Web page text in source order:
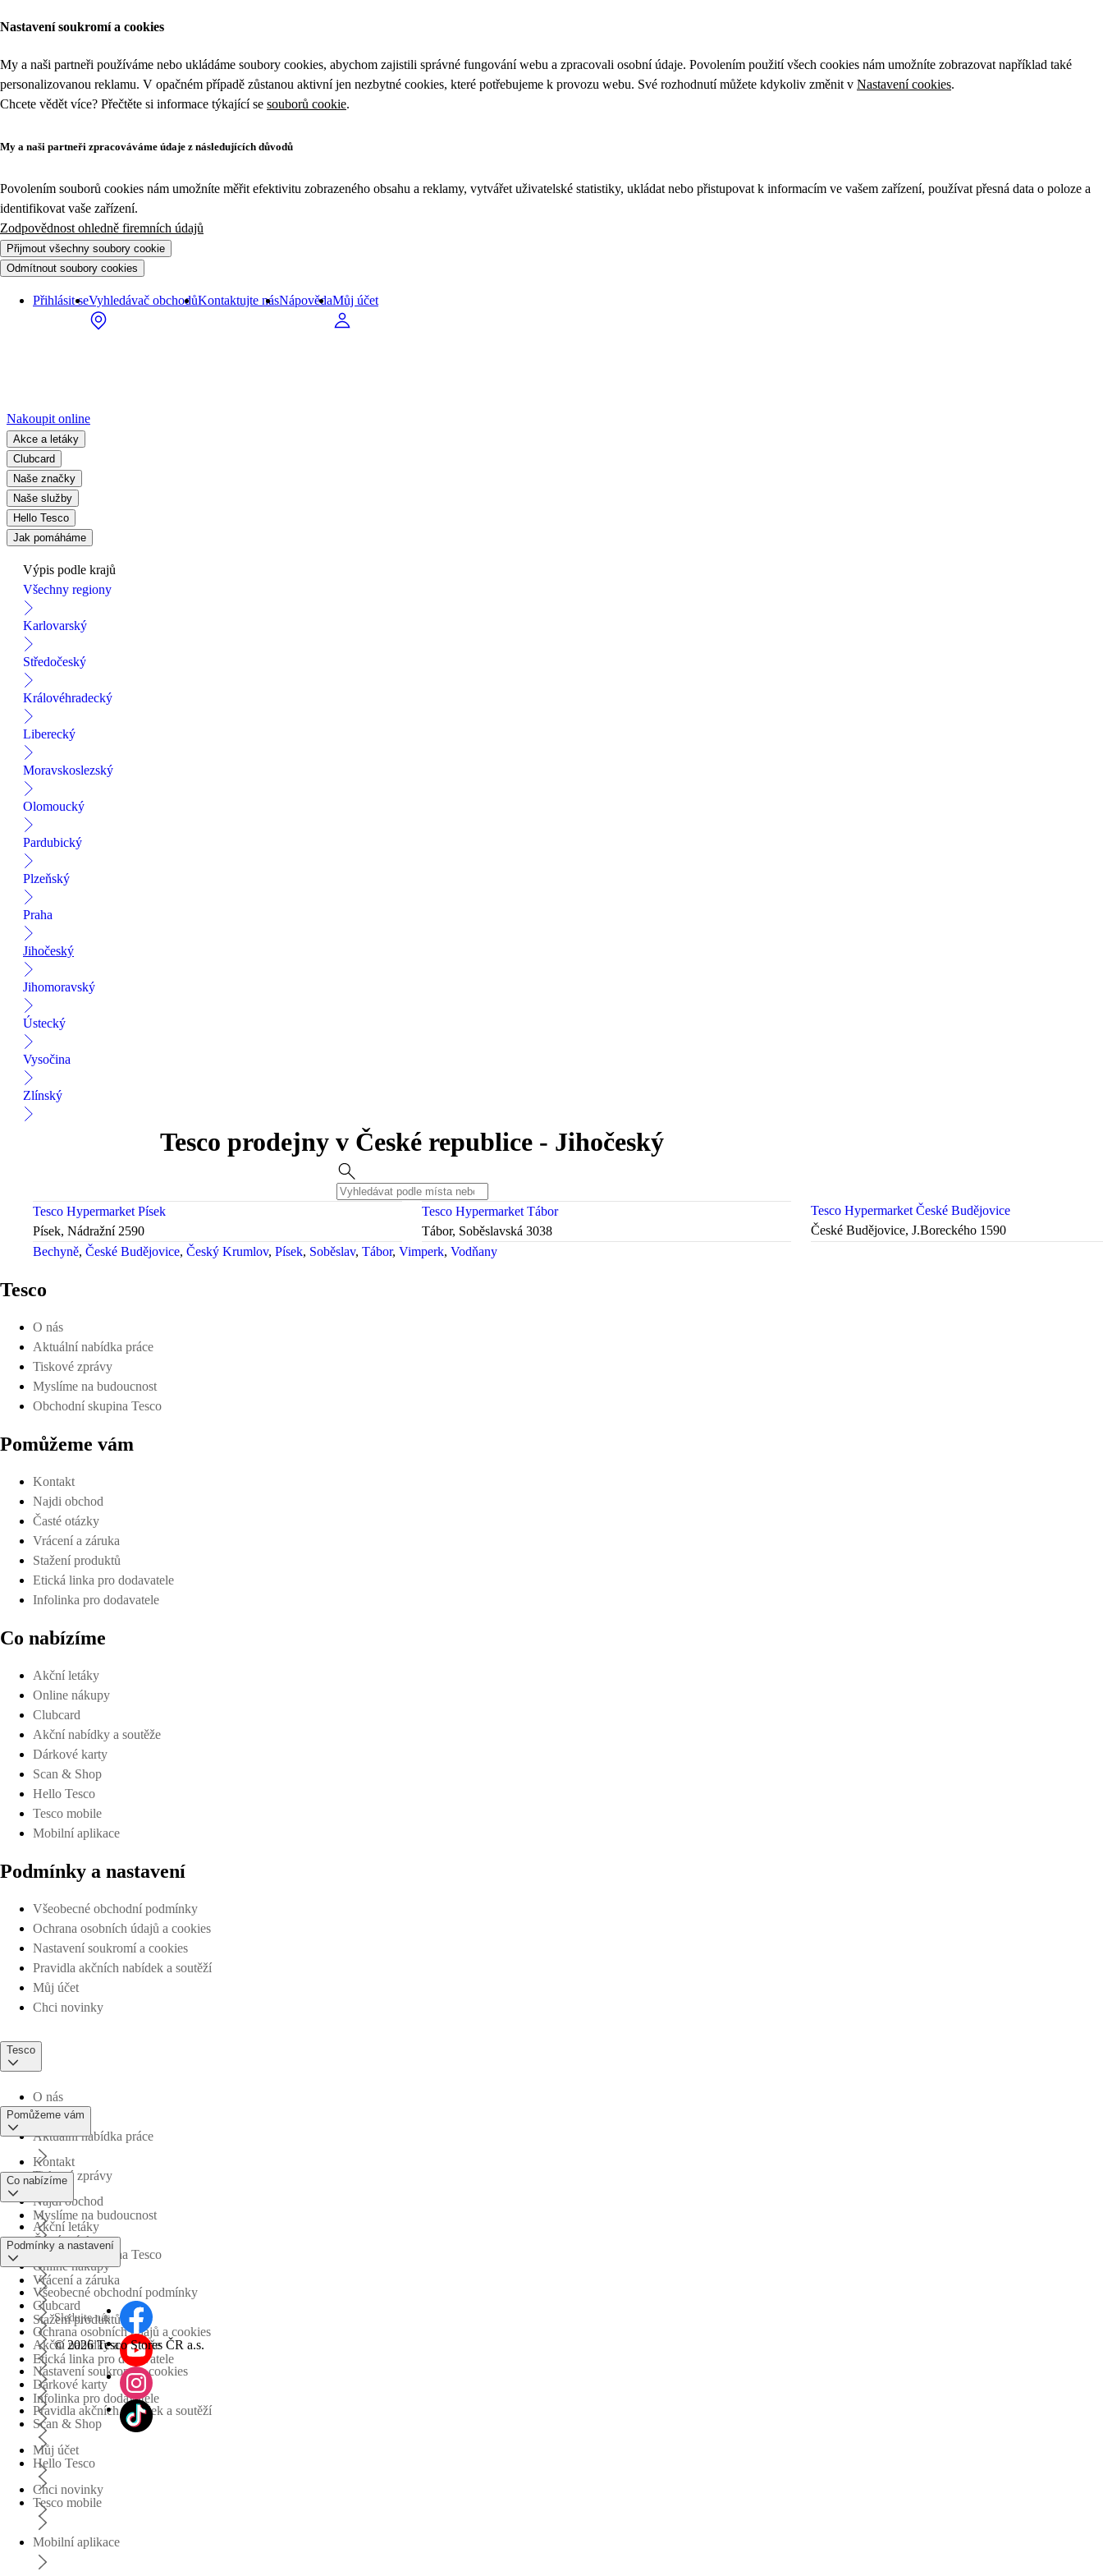
Nastavení soukromí a cookies
My a naši partneři používáme nebo ukládáme soubory cookies, abychom zajistili správné fungování webu a zpracovali osobní údaje. Povolením použití všech cookies nám umožníte zobrazovat například také
personalizovanou reklamu. V opačném případě zůstanou aktivní jen nezbytné cookies, které potřebujeme k provozu webu. Své rozhodnutí můžete kdykoliv změnit v Nastavení cookies.
Chcete vědět více? Přečtěte si informace týkající se souborů cookie.
My a naši partneři zpracováváme údaje z následujících důvodů
Povolením souborů cookies nám umožníte měřit efektivitu zobrazeného obsahu a reklamy, vytvářet uživatelské statistiky, ukládat nebo přistupovat k informacím ve vašem zařízení, používat přesná data o poloze a
identifikovat vaše zařízení.
Zodpovědnost ohledně firemních údajů
Přijmout všechny soubory cookie
Odmítnout soubory cookies
Přihlásit seVyhledávač obchodůKontaktujte násNápovědaMůj účet
Nakoupit online
Akce a letáky
Clubcard
Naše značky
Naše služby
Hello Tesco
Jak pomáháme
Výpis podle krajů
Všechny regiony
Karlovarský
Středočeský
Královéhradecký
Liberecký
Moravskoslezský
Olomoucký
Pardubický
Plzeňský
Praha
Jihočeský
Jihomoravský
Ústecký
Vysočina
Zlínský
Tesco prodejny v České republice - Jihočeský
Tesco Hypermarket Písek
Písek, Nádražní 2590
Tesco Hypermarket Tábor
Tábor, Soběslavská 3038
Tesco Hypermarket České Budějovice
České Budějovice, J.Boreckého 1590
Bechyně České Budějovice Český Krumlov Písek Soběslav Tábor Vimperk Vodňany
Tesco
O nás
Aktuální nabídka práce
Tiskové zprávy
Myslíme na budoucnost
Obchodní skupina Tesco
Pomůžeme vám
Kontakt
Najdi obchod
Časté otázky
Vrácení a záruka
Stažení produktů
Etická linka pro dodavatele
Infolinka pro dodavatele
Co nabízíme
Akční letáky
Online nákupy
Clubcard
Akční nabídky a soutěže
Dárkové karty
Scan & Shop
Hello Tesco
Tesco mobile
Mobilní aplikace
Podmínky a nastavení
Všeobecné obchodní podmínky
Ochrana osobních údajů a cookies
Nastavení soukromí a cookies
Pravidla akčních nabídek a soutěží
Můj účet
Chci novinky
Tesco
O nás
Aktuální nabídka práce
Tiskové zprávy
Myslíme na budoucnost
Obchodní skupina Tesco
Pomůžeme vám
Kontakt
Najdi obchod
Časté otázky
Vrácení a záruka
Stažení produktů
Etická linka pro dodavatele
Infolinka pro dodavatele
Co nabízíme
Akční letáky
Online nákupy
Clubcard
Akční nabídky a soutěže
Dárkové karty
Scan & Shop
Hello Tesco
Tesco mobile
Mobilní aplikace
Podmínky a nastavení
Všeobecné obchodní podmínky
Ochrana osobních údajů a cookies
Nastavení soukromí a cookies
Pravidla akčních nabídek a soutěží
Můj účet
Chci novinky
Sledujte nás
© 2026 Tesco Stores ČR a.s.